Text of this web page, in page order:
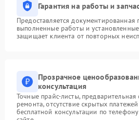
Гарантия на работы и
Предоставляется документированная
выполненные работы и
защищает клиента от повторных
Прозрачное
консультация
Точные прайс-листы,
ремонта, отсутствие скрытых
бесплатной консультации по